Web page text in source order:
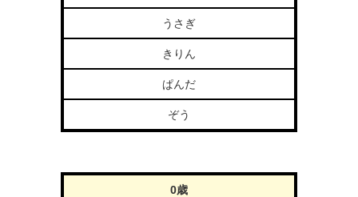
うさぎ
きりん
ぱんだ
ぞう
0歳